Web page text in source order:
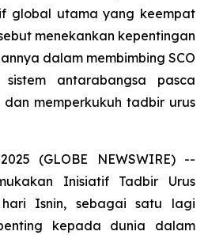
global utama yang keempat
menekankan kepentingan
dalam membimbing SCO
antarabangsa pasca
memperkukuh tadbir urus
(GLOBE NEWSWIRE) --
Inisiatif Tadbir Urus
Isnin, sebagai satu lagi
kepada dunia dalam